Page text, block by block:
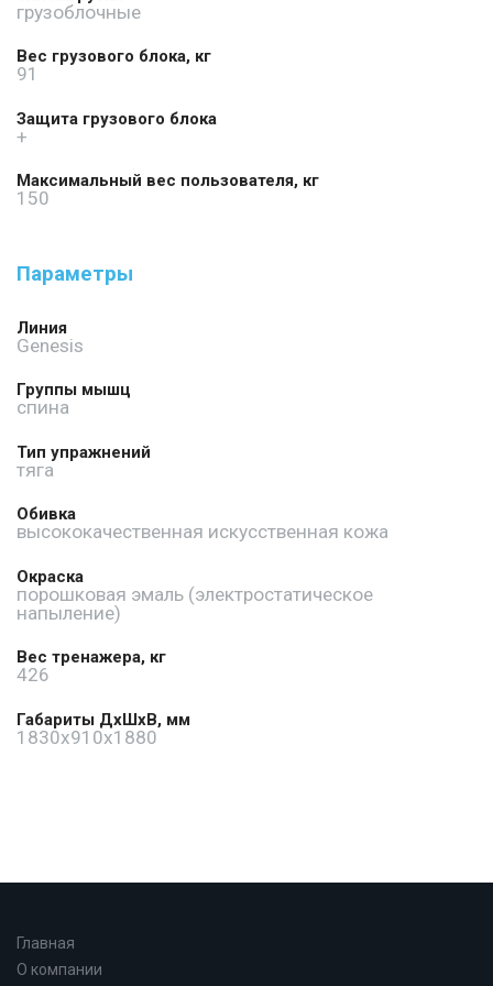
Гарантия:
10 лет - структурная рама;
1 год - тросы;
120 дней - обивка, ручки и аксессуары.
грузоблочные
Вес грузового блока, кг
91
Защита грузового блока
+
Максимальный вес пользователя, кг
150
Параметры
Линия
Genesis
Группы мышц
спина
Тип упражнений
тяга
Обивка
высококачественная искусственная кожа
Окраска
порошковая эмаль (электростатическое
напыление)
Вес тренажера, кг
426
Габариты ДхШхВ, мм
1830x910x1880
Главная
О компании